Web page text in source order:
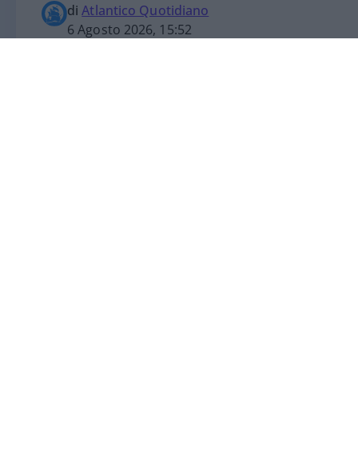
diAtlantico Quotidiano
6 Agosto 2026, 15:52